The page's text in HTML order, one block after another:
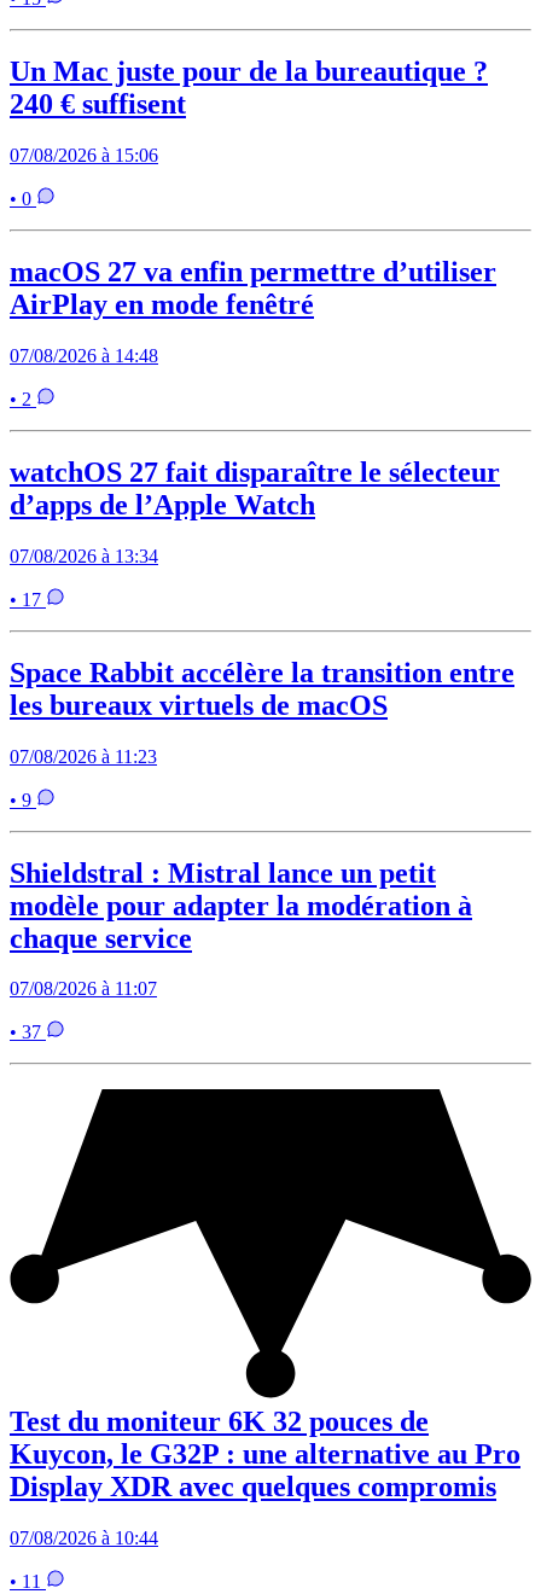
Un Mac juste pour de la bureautique ?
240 € suffisent
07/08/2026 à 15:06
• 0
macOS 27 va enfin permettre d’utiliser
AirPlay en mode fenêtré
07/08/2026 à 14:48
• 2
watchOS 27 fait disparaître le sélecteur
d’apps de l’Apple Watch
07/08/2026 à 13:34
• 17
Space Rabbit accélère la transition entre
les bureaux virtuels de macOS
07/08/2026 à 11:23
• 9
Shieldstral : Mistral lance un petit
modèle pour adapter la modération à
chaque service
07/08/2026 à 11:07
• 37
Test du moniteur 6K 32 pouces de
Kuycon, le G32P : une alternative au Pro
Display XDR avec quelques compromis
07/08/2026 à 10:44
• 11